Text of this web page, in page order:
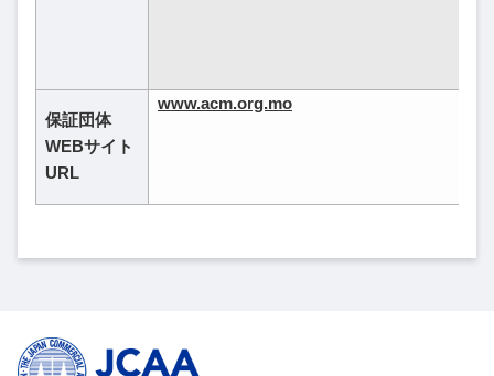
保証団体
WEBサイト
URL
www.acm.org.mo​